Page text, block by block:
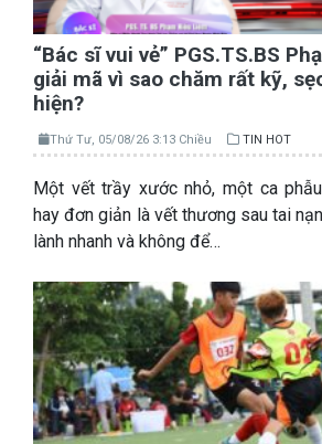
“Bác sĩ vui vẻ” PGS.TS.BS
giải mã vì sao chăm rất kỹ,
hiện?
Thứ Tư, 05/08/26 3:13 Chiều TIN HOT
Một vết trầy xước nhỏ, một ca
hay đơn giản là vết thương sau tai
lành nhanh và không để…